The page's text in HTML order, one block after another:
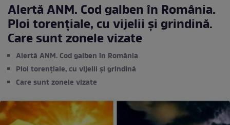
Alertă ANM. Cod galben în România.
Ploi torențiale, cu vijelii și grindină.
Care sunt zonele vizate
Alertă ANM. Cod galben în România
Ploi torențiale, cu vijelii și grindină
Care sunt zonele vizate